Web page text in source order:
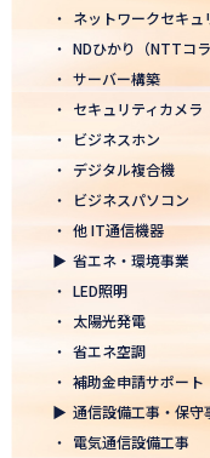
2025.12.12
年末年始休業のお知らせ
2025年度上期「NTT-
2025.11.06
「心を高め、経営を伸
世界大会」に参画
モノづくりフェア2025
2025.10.17
結束を深めた2日間！創
2025.10.07
・ ネットワークセキュ
・ NDひかり（NTTコラ
・ サーバー構築
・ セキュリティカメラ
・
ビジネスホン
・ デジタル複合機
・
ビジネスパソコン
・ 他 IT通信機器
▶ 省エネ・環境事業
・ LED照明
・ 太陽光発電
・ 省エネ空調
・ 補助金申請サポート
▶ 通信設備工事・保守
・ 電気通信設備工事